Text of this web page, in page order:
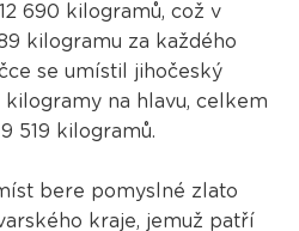
690 kilogramů, což v
kilogramu za každého
se umístil jihočeský
kilogramy na hlavu, celkem
519 kilogramů.
bere pomyslné zlato
kraje, jemuž patří